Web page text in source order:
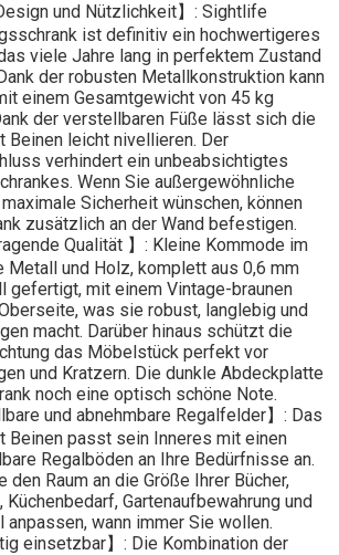
und Nützlichkeit】: Sightlife
ist definitiv ein hochwertigeres
viele Jahre lang in perfektem Zustand
der robusten Metallkonstruktion kann
einem Gesamtgewicht von 45 kg
der verstellbaren Füße lässt sich die
Beinen leicht nivellieren. Der
verhindert ein unbeabsichtigtes
Wenn Sie außergewöhnliche
Sicherheit wünschen, können
zusätzlich an der Wand befestigen.
Qualität 】: Kleine Kommode im
Metall und Holz, komplett aus 0,6 mm
gefertigt, mit einem Vintage-braunen
was sie robust, langlebig und
macht. Darüber hinaus schützt die
das Möbelstück perfekt vor
und Kratzern. Die dunkle Abdeckplatte
noch eine optisch schöne Note.
und abnehmbare Regalfelder】: Das
Beinen passt sein Inneres mit einen
Regalböden an Ihre Bedürfnisse an.
den Raum an die Größe Ihrer Bücher,
Küchenbedarf, Gartenaufbewahrung und
anpassen, wann immer Sie wollen.
einsetzbar】: Die Kombination der